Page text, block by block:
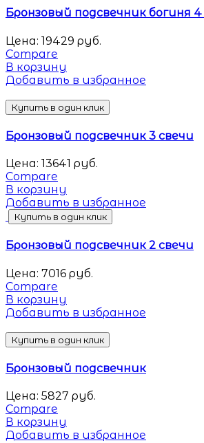
Бронзовый подсвечник богиня 4
Цена: 19429 руб.
Compare
В корзину
Добавить в избранное
Купить в один клик
Бронзовый подсвечник 3 свечи
Цена: 13641 руб.
Compare
В корзину
Добавить в избранное
Купить в один клик
Бронзовый подсвечник 2 свечи
Цена: 7016 руб.
Compare
В корзину
Добавить в избранное
Купить в один клик
Бронзовый подсвечник
Цена: 5827 руб.
Compare
В корзину
Добавить в избранное